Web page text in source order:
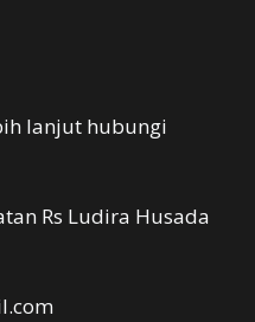
lanjut hubungi
Rs Ludira Husada